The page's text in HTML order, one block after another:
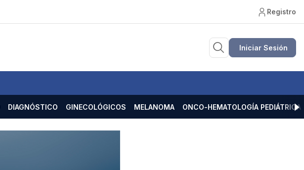
Registro
Iniciar Sesión
DIAGNÓSTICO GINECOLÓGICOS MELANOMA ONCO-HEMATOLOGÍA PEDIÁTRICA